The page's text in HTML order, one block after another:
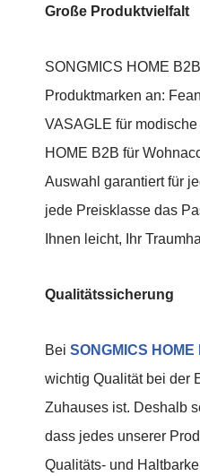
Große Produktvielfalt
SONGMICS HOME
Produktmarken an:
VASAGLE für
HOME B2B für
Auswahl garantiert für
jede Preisklasse das
Ihnen leicht, Ihr
Qualitätssicherung
Bei SONGMICS HOME
wichtig Qualität bei der
Zuhauses ist. Deshalb
dass jedes unserer
Qualitäts- und